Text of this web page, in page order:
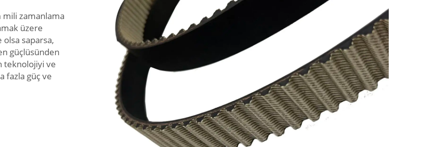
zamanlama
üzere
olsa saparsa,
güçlüsünden
teknolojiyi ve
fazla güç ve